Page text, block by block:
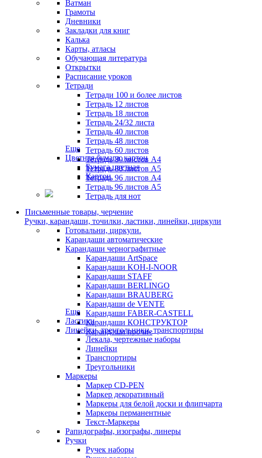
Ватман
Грамоты
Дневники
Закладки для книг
Калька
Карты, атласы
Обучающая литература
Открытки
Расписание уроков
Тетради
Тетради 100 и более листов
Тетрадь 12 листов
Тетрадь 18 листов
Тетрадь 24/32 листа
Тетрадь 40 листов
Тетрадь 48 листов
Тетрадь 60 листов
Тетрадь 80 листов А4
Тетрадь 80 листов А5
Тетрадь 96 листов А4
Тетрадь 96 листов А5
Тетрадь для нот
Еще
Цветная бумага, картон
Бумага цветная
Картон
Письменные товары, черчение
Ручки, карандаши, точилки, ластики, линейки, циркули
Готовальни, циркули.
Карандаши автоматические
Карандаши чернографитные
Карандаши ArtSpace
Карандаши KOH-I-NOOR
Карандаши STAFF
Карандаши BERLINGO
Карандаши BRAUBERG
Карандаши de VENTE
Карандаши FABER-CASTELL
Карандаши КОНСТРУКТОР
Карандаши прочие
Еще
Ластики
Линейки, треугольники, транспортиры
Лекала, чертежные наборы
Линейки
Транспортиры
Треугольники
Маркеры
Маркер CD-PEN
Маркер декоративный
Маркеры для белой доски и флипчарта
Маркеры перманентные
Текст-Маркеры
Рапидографы, изографы, линеры
Ручки
Ручек наборы